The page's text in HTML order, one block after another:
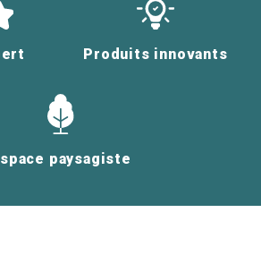
Produits innovants
paysagiste